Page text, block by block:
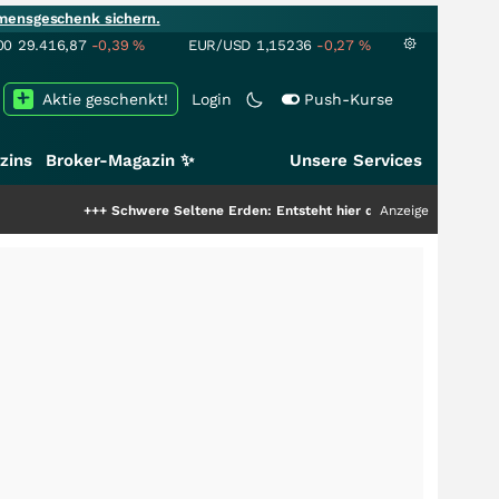
sichern.
29.416,87 -0,39% EUR/USD 1,15236 -0,27 %
Login Push-Kurse
Aktie geschenkt!
Broker-Magazin ✨ Unsere Services
Schwere Seltene Erden: Entsteht hier die nächste Milliardenstory?
Anzeige